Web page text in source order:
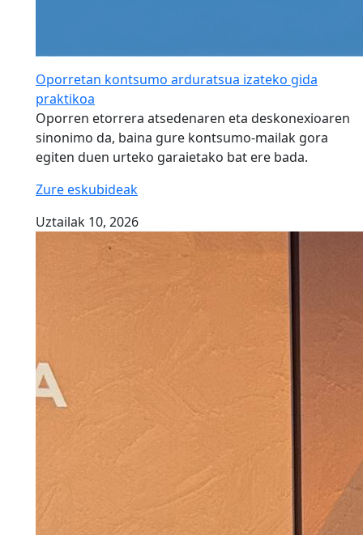
Oporretan kontsumo arduratsua izateko gida
praktikoa
Oporren etorrera atsedenaren eta deskonexioaren
sinonimo da, baina gure kontsumo-mailak gora
egiten duen urteko garaietako bat ere bada.
Zure eskubideak
Uztailak 10, 2026